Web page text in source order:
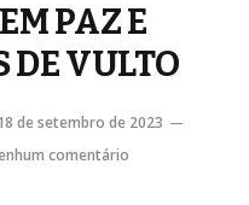
PAZ E
DE VULTO
de setembro de 2023
comentário